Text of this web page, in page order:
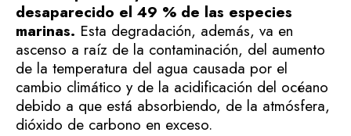
desaparecido el 49 % de las especies
marinas. Esta degradación, además, va en
ascenso a raíz de la contaminación, del aumento
de la temperatura del agua causada por el
cambio climático y de la acidificación del océano
debido a que está absorbiendo, de la atmósfera,
dióxido de carbono en exceso.